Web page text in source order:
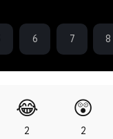
6 7 8
😂
2
😲
2